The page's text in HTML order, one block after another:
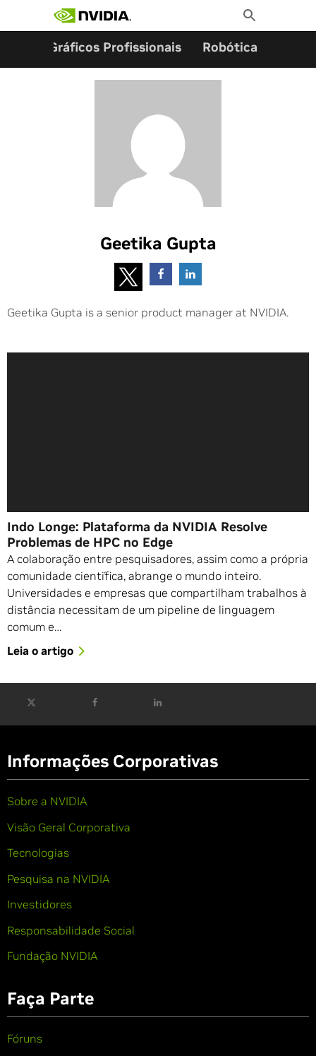
Toggle
Search
Gráficos Profissionais Robótica
Geetika Gupta
Geetika Gupta is a senior product manager at NVIDIA.
Indo Longe: Plataforma da NVIDIA Resolve
Problemas de HPC no Edge
A colaboração entre pesquisadores, assim como a própria
comunidade científica, abrange o mundo inteiro.
Universidades e empresas que compartilham trabalhos à
distância necessitam de um pipeline de linguagem
comum e…
Leia o artigo
Informações Corporativas
Sobre a NVIDIA
Visão Geral Corporativa
Tecnologias
Pesquisa na NVIDIA
Investidores
Responsabilidade Social
Fundação NVIDIA
Faça Parte
Fóruns